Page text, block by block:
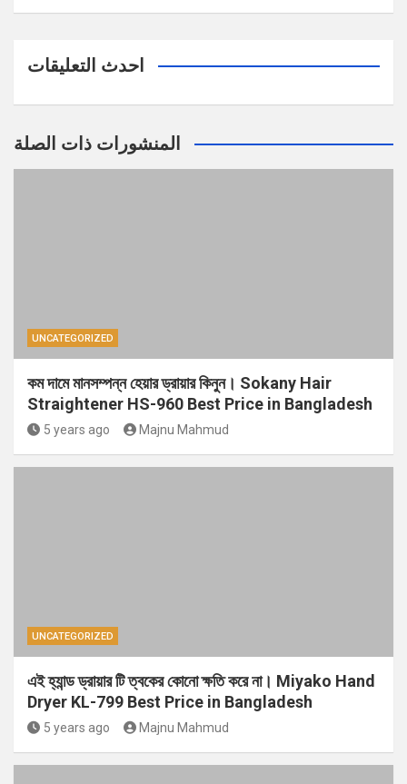
احدث التعليقات
المنشورات ذات الصلة
UNCATEGORIZED
কম দামে মানসম্পন্ন হেয়ার ড্রায়ার কিনুন। Sokany Hair
Straightener HS-960 Best Price in Bangladesh
5 years ago Majnu Mahmud
UNCATEGORIZED
এই হ্যান্ড ড্রায়ার টি ত্বকের কোনো ক্ষতি করে না। Miyako Hand
Dryer KL-799 Best Price in Bangladesh
5 years ago Majnu Mahmud